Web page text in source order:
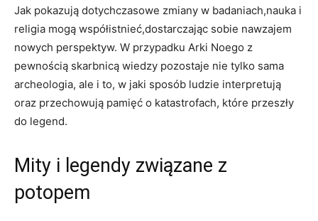
Jak⁤ pokazują dotychczasowe zmiany w badaniach,nauka i
religia mogą ⁣współistnieć,dostarczając sobie nawzajem
nowych ⁤perspektyw.⁣ W przypadku Arki Noego z
pewnością skarbnicą wiedzy pozostaje nie​ tylko‍ sama
archeologia, ale i ‌to, w jaki ⁤sposób ludzie interpretują
oraz ‍przechowują pamięć o katastrofach, ‌które ‌przeszły⁤
do ‍legend.
Mity i legendy związane z
potopem